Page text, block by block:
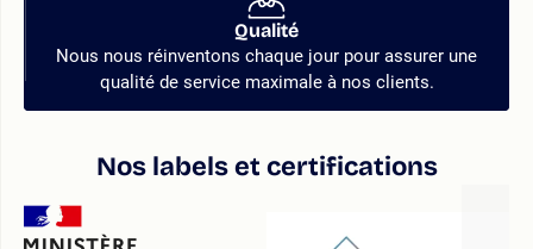
Qualité
Nous nous réinventons chaque jour pour assurer une
qualité de service maximale à nos clients.
Nos labels et certifications